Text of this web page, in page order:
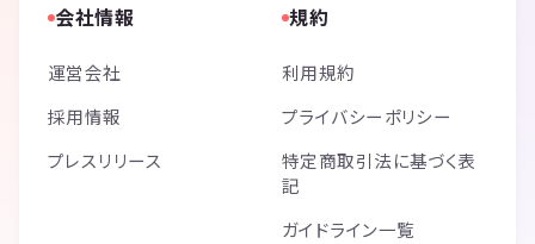
会社情報
運営会社
採用情報
プレスリリース
規約
利用規約
プライバシーポリシー
特定商取引法に基づく表
記
ガイドライン一覧